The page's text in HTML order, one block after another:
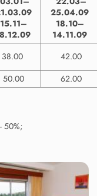
15.11–
25.04.09
18.10–
14.11.09
38.00
42.00
50.00 62.00
50%;